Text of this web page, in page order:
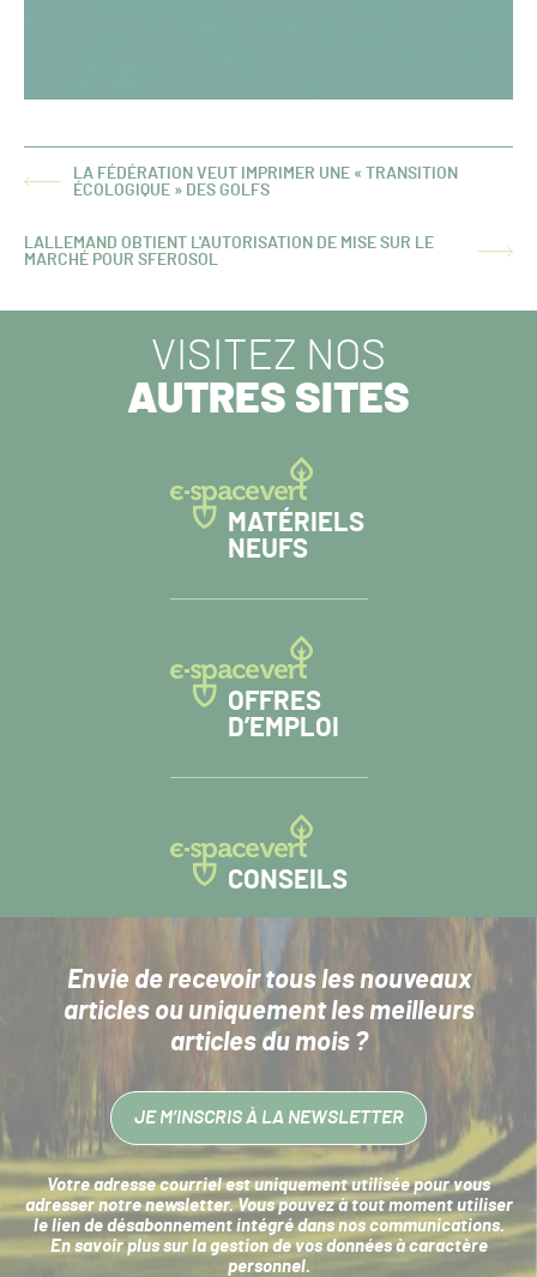
ARTICLE
LA FÉDÉRATION VEUT IMPRIMER UNE « TRANSITION
ÉCOLOGIQUE » DES GOLFS
ARTICLE
LALLEMAND OBTIENT L'AUTORISATION DE MISE SUR LE
MARCHÉ POUR SFEROSOL
VISITEZ NOS
AUTRES SITES
MATÉRIELS
NEUFS
OFFRES
D’EMPLOI
CONSEILS
Envie de recevoir tous les nouveaux
articlesou uniquement les meilleurs
articles du mois ?
JE M’INSCRIS À LA NEWSLETTER
Votre adresse courriel est uniquement utilisée pour vous
adresser notre newsletter. Vous pouvez à tout moment utiliser
le lien de désabonnement intégré dans nos communications.
En savoir plus sur la gestion de vos données à caractère
personnel.